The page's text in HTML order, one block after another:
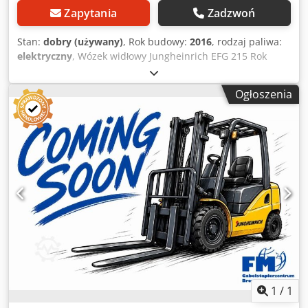
Zapytania Zadzwoń
Stan: dobry (używany), Rok budowy: 2016, rodzaj paliwa:
elektryczny, Wózek widłowy Jungheinrich EFG 215 Rok
produkcji: 2016 Rok produkcji – akumulator: 2021 Dodpszq
E Nisfx Acfeck Wysokość konstrukcyjna: 1,96 m Wysokość
podnoszenia: 2,9 m Swobodny podnos Przesuwnik boczny
wraz z ładowarką
Ogłoszenia
1 / 1